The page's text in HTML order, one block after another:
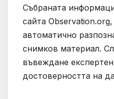
Събраната
сайта
автоматично
снимков материал.
въвеждане
достоверността на